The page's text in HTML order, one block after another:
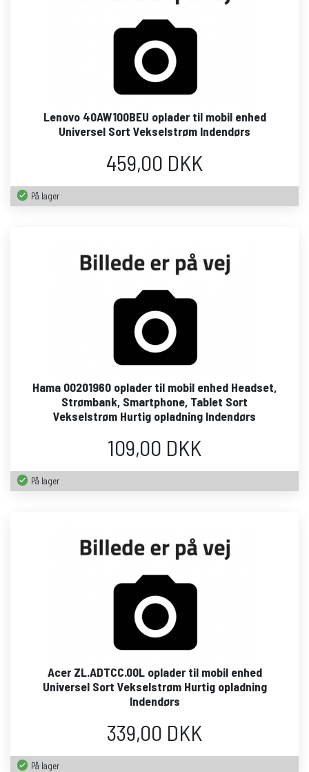
Lenovo 40AW100BEU oplader til mobil enhed
Universel Sort Vekselstrøm Indendørs
459,00 DKK
På lager
Hama 00201960 oplader til mobil enhed Headset,
Strømbank, Smartphone, Tablet Sort
Vekselstrøm Hurtig opladning Indendørs
109,00 DKK
På lager
Acer ZL.ADTCC.00L oplader til mobil enhed
Universel Sort Vekselstrøm Hurtig opladning
Indendørs
339,00 DKK
På lager